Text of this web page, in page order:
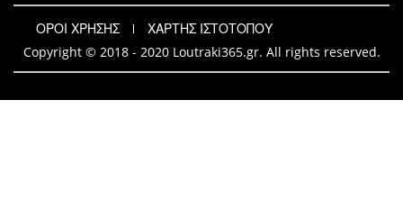
ΟΡΟΙ ΧΡΗΣΗΣ
ΧΑΡΤΗΣ ΙΣΤΟΤΟΠΟΥ
Copyright © 2018 - 2020 Loutraki365.gr. All rights reserved.